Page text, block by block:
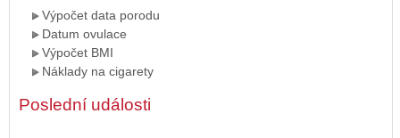
Výpočet data porodu
Datum ovulace
Výpočet BMI
Náklady na cigarety
Poslední události